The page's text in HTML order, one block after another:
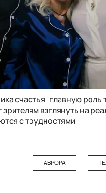
счастья” главную
взглянуть на
с трудностями.
АВРОРА